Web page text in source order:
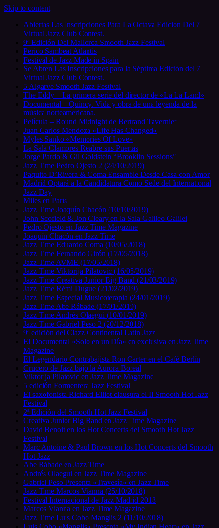
Skip to content
Abiertas Las Inscripciones Para La Octava Edición Del 7
Virtual Jazz Club Contest.
9ª Edición Del Mallorca Smooth Jazz Festival
Perico Sambeat Atlantis
Festival de Jazz Made in Spain
Se Abren Las Inscripciones para la Séptima Edición del 7
Virtual Jazz Club Contest.
5 Algarve Smooth Jazz Festival
The Eddy – La primera serie del director de «La La Land»
Documental – Quincy. Vida y obra de una leyenda de la
música norteamericana.
Película – Round Midnight de Bertrand Tavernier
Juan Carlos Mendoza «Life Has Changed»
Myles Sanko «Memories Of Love»
La Sala Clamores Reabre sus Puertas
Jorge Pardo & Gil Goldstein “Brooklin Sessions”
Jazz Time Pedro Ojesto 2 (24/10/2019)
Paquito D’Rivera & Coma Ensamble Desde Casa con Amor
Madrid Optará a la Candidatura Como Sede del International
Jazz Day
Miles en París
Jazz Time Joaquín Chacón (10/10/2019)
John Scofield & Jon Cleary en la Sala Galileo Galilei
Pedro Ojesto en Jazz Time Magazine
Joaquín Chacón en Jazz Time
Jazz Time Eduardo Coma (10/05/2018)
Jazz Time Fernando Girón (17/05/2018)
Jazz Time AVME (17/05/2018)
Jazz Time Viktorija Pilatovic (16/05/2019)
Jazz Time Creativa Junior Big Band (21/03/2019)
Jazz Time Rémi Dugue (21/02/2019)
Jazz Time Especial Musicoterapia (24/01/2019)
Jazz Time Abe Rábade (17/01/2019)
Jazz Time Andrés Olaegui (10/01/2019)
Jazz Time Gabriel Peso 2 (20/12/2018)
9ª edición del Clazz Continental Latin Jazz
El Documental «Solo en un Día» en exclusiva en Jazz Time
Magazine
El Legendario Contrabajista Ron Carter en el Café Berlín
Crucero de Jazz bajo la Aurora Boreal
Viktorija Pilatovic en Jazz Time Magazine
5 edición Formentera Jazz Festival
El saxofonista Richard Elliot clausura el II Smooth Hot Jazz
Festival
2ª Edición del Smooth Hot Jazz Festival
Creativa Junior Big Band en Jazz Time Magazine
David Benoit en los Hot Concerts del Smooth Hot Jazz
Festival
Marc Antoine & Paul Brown en los Hot Concerts del Smooth
Hot Jazz
Abe Rábade en Jazz Time
Andrés Olaegui en Jazz Time Magazine
Gabriel Peso Presenta «Travesía» en Jazz Time
Jazz Time Marcos Vianna (25/10/2018)
Festival Internacional de Jazz Madrid 2018
Marcos Vianna en Jazz Time Magazine
Jazz Time Luis Cobo Manglis 2 (11/10/2018)
Luis Cobo «Manglis» Presenta «My Indian Heart» en Jazz